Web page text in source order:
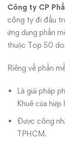
Công ty CP
công ty đi đầu
ứng dụng phần
thuộc Top 50
Riêng về phần
Là giải pháp
Khuê của
Được công
TPHCM.